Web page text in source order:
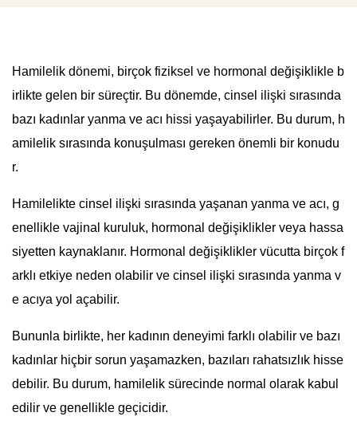
Hamilelik dönemi, birçok fiziksel ve hormonal değişiklikle b
irlikte gelen bir süreçtir. Bu dönemde, cinsel ilişki sırasında
bazı kadınlar yanma ve acı hissi yaşayabilirler. Bu durum, h
amilelik sırasında konuşulması gereken önemli bir konudu
r.
Hamilelikte cinsel ilişki sırasında yaşanan yanma ve acı, g
enellikle vajinal kuruluk, hormonal değişiklikler veya hassa
siyetten kaynaklanır. Hormonal değişiklikler vücutta birçok f
arklı etkiye neden olabilir ve cinsel ilişki sırasında yanma v
e acıya yol açabilir.
Bununla birlikte, her kadının deneyimi farklı olabilir ve bazı
kadınlar hiçbir sorun yaşamazken, bazıları rahatsızlık hisse
debilir. Bu durum, hamilelik sürecinde normal olarak kabul
edilir ve genellikle geçicidir.